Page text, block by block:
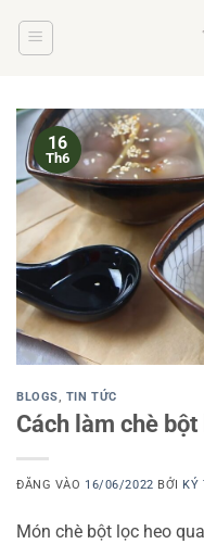
16
Th6
BLOGS TIN TỨC
Cách làm chè
ĐĂNG VÀO 16/06/2022 BỞI KÝ
Món chè bột lọc heo